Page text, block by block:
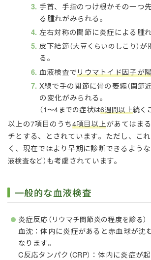
手首、手指のつけ根かその一つ
る腫れがみられる。
左右対称の関節に炎症による腫
皮下結節（大豆くらいのしこり） が
る。
血液検査でリウマトイド因子が
X線で手の関節に骨の萎縮（関節
の変化がみられる。
（1〜4までの症状は6週間以上続く
以上の7項目のうち4項目以上があてはま
チとする、とされています。ただし、こ
く、現在ではより早期に診断できるよう
液検査など） も考慮されています。
一般的な血液検査
炎症反応 （リウマチ関節炎の程度を診る）
血沈：体内に炎症があると赤血球が沈
なります。
C反応タンパク （CRP） ：体内に炎症が